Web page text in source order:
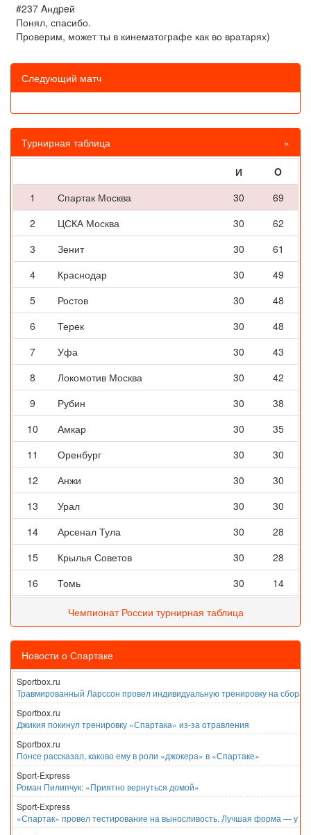
#237 Aндpeй
Понял, спасибо.
Проверим, может ты в кинематографе как во вратарях)
Следующий матч
Турнирная таблица »
И
O
1
Спартак Москва 30
69
2
ЦСКА Москва 30
62
3
Зенит 30
61
4
Краснодар 30
49
5
Ростов 30
48
6
Терек 30
48
7
Уфа 30
43
8
Локомотив Москва 30
42
9
Рубин 30
38
10
Амкар 30
35
11
Оренбург 30
30
12
Анжи 30
30
13
Урал 30
30
14
Арсенал Тула 30
28
15
Крылья Советов 30
28
16
Томь 30 14
Чемпионат России турнирная таблица
Новости о Спартаке
Sportbox.ru
Травмированный Ларссон провел индивидуальную тренировку на
Sportbox.ru
Джикия покинул тренировку «Спартака» из-за отравления
Sportbox.ru
Понсе рассказал, каково ему в роли «джокера» в «Спартаке»
Sport-Express
Роман Пилипчук: «Приятно вернуться домой»
Sport-Express
«Спартак» провел тестирование на выносливость. Лучшая форма — у